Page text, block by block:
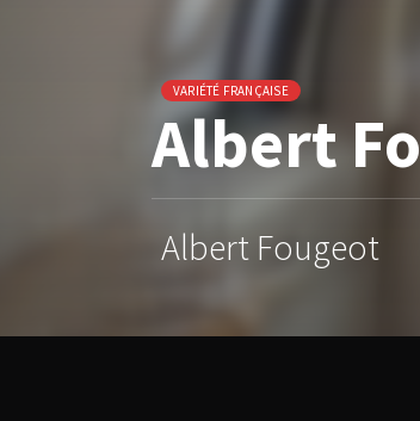
VARIÉTÉ FRANÇAISE
Albert
Albert Fougeot